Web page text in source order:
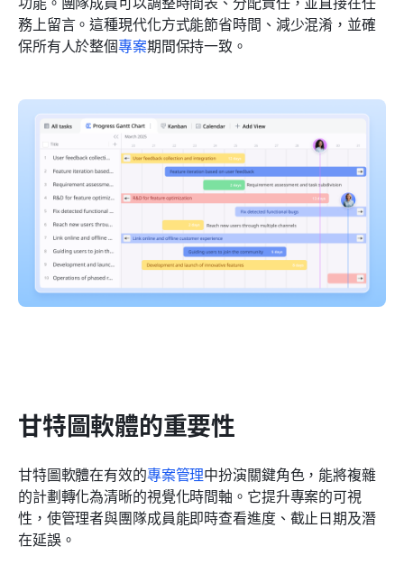
務上留言。這種現代化方式能節省時間、減少混淆，並確
保所有人於整個專案期間保持一致。
甘特圖軟體的重要性
甘特圖軟體在有效的專案管理中扮演關鍵角色，能將複雜
的計劃轉化為清晰的視覺化時間軸。它提升專案的可視
性，使管理者與團隊成員能即時查看進度、截止日期及潛
在延誤。